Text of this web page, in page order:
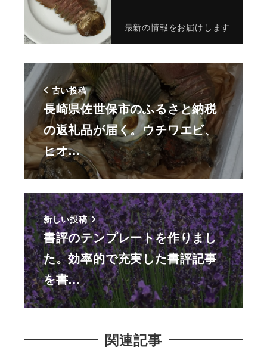
最新の情報をお届けします
古い投稿
長崎県佐世保市のふるさと納税
の返礼品が届く。ウチワエビ、
ヒオ…
新しい投稿
書評のテンプレートを作りまし
た。効率的で充実した書評記事
を書…
関連記事